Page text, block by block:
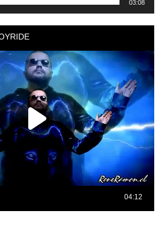
03:08